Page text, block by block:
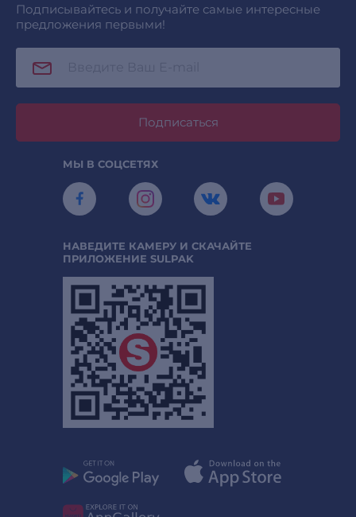
Подписывайтесь и получайте самые интересные
предложения первыми!
Подписаться
МЫ В СОЦСЕТЯХ
НАВЕДИТЕ КАМЕРУ И СКАЧАЙТЕ
ПРИЛОЖЕНИЕ SULPAK